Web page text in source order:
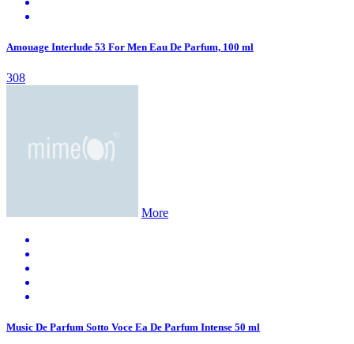
Amouage Interlude 53 For Men Eau De Parfum, 100 ml
308
More
Music De Parfum Sotto Voce Ea De Parfum Intense 50 ml